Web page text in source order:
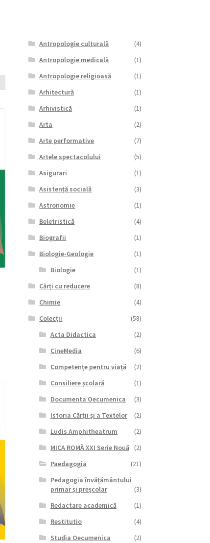
Antropologie culturală
(4)
Antropologie medicală
(1)
Antropologie religioasă
(1)
Arhitectură
(1)
Arhivistică
(1)
Arta
(2)
Arte performative
(7)
Artele spectacolului
(5)
Asigurari
(1)
Asistență socială
(3)
Astronomie
(1)
Beletristică
(4)
Biografii
(1)
Biologie-Geologie
(1)
Biologie
(1)
Cărți cu reducere
(8)
Chimie
(4)
Colecții
(58)
Acta Didactica
(2)
CineMedia
(6)
Competențe pentru viață
(2)
Consiliere școlară
(1)
Documenta Oecumenica
(3)
Istoria Cărții și a Textelor
(2)
Ludis Amphitheatrum
(2)
MICA ROMĂ XXI Serie Nouă
(2)
Paedagogia
(21)
Pedagogia învățământului
primar și preșcolar
(3)
Redactare academică
(1)
Restitutio
(4)
Studia Oecumenica
(2)